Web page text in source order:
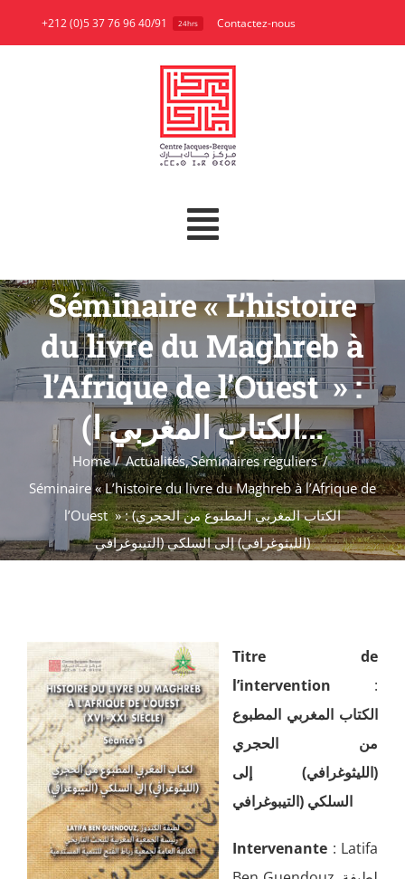
to
+212 (0)5 37 76 96 40/91 24hrs Contactez-nous
Toggle
Navigation
A propos
Recherche
Publications
Bibliothèque
Formations
Évènements
Appels
Agenda
Séminaire « L’histoire
du livre du Maghreb à
l’Afrique de l’Ouest » :
(الكتاب المغربي ا...
Home Actualités Séminaires réguliers
Séminaire « L’histoire du livre du Maghreb à l’Afrique de
l’Ouest » : (الكتاب المغربي المطبوع من الحجري
(الليثوغرافي) إلى السلكي (التيبوغرافي
Titre de
l’intervention :
الكتاب المغربي المطبوع
من الحجري
(الليثوغرافي) إلى
السلكي (التيبوغرافي
Intervenante: Latifa